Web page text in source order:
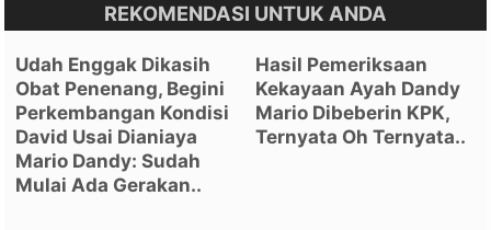
REKOMENDASI UNTUK ANDA
Udah Enggak Dikasih
Obat Penenang, Begini
Perkembangan Kondisi
David Usai Dianiaya
Mario Dandy: Sudah
Mulai Ada Gerakan..
Hasil Pemeriksaan
Kekayaan Ayah Dandy
Mario Dibeberin KPK,
Ternyata Oh Ternyata..